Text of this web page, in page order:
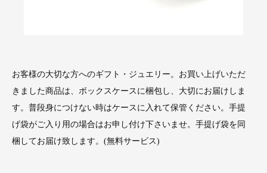
お客様の大切な方へのギフト・ジュエリー。お買い上げいただ
きました商品は、ボックスケースに梱包し、大切にお届けしま
す。普段身につけない時はケースに入れて保管ください。手提
げ袋がご入り用の場合はお申し付け下さいませ。手提げ袋を同
梱してお届け致します。(無料サービス)